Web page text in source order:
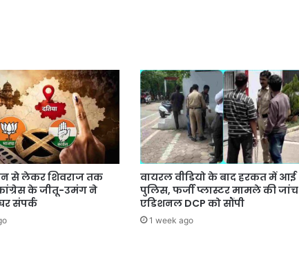
से लेकर शिवराज तक
के जीतू-उमंग ने
संपर्क
वायरल वीडियो के बाद हरकत में आई
पुलिस, फर्जी प्लास्टर मामले की जांच
एडिशनल DCP को सौंपी
1 week ago